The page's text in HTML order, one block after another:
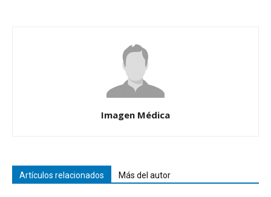
Imagen Médica
Artículos relacionados Más del autor